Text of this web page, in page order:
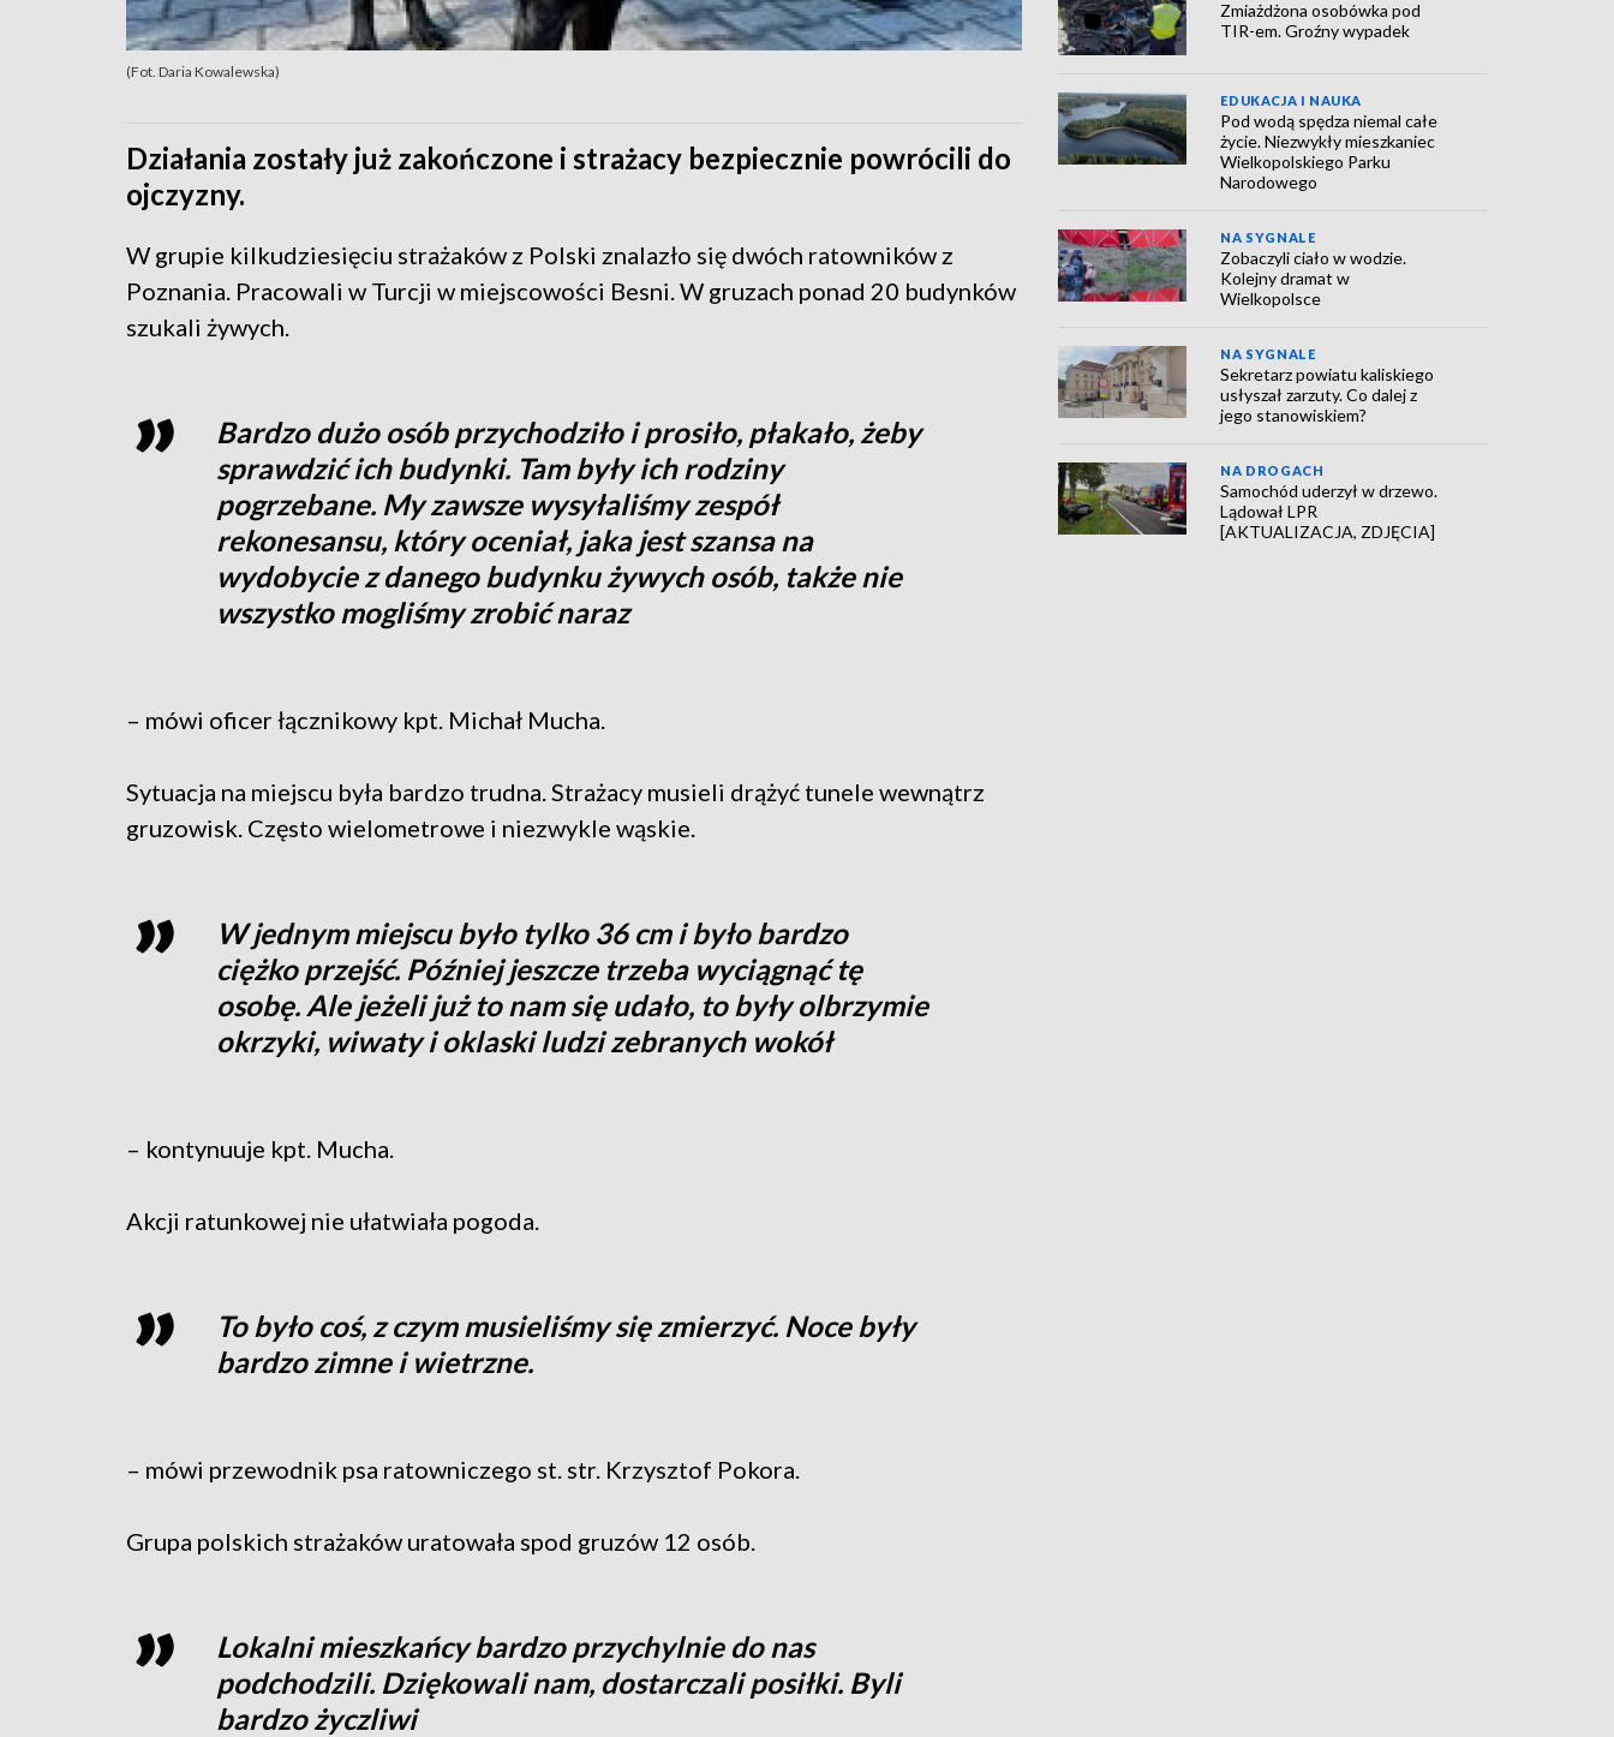
(Fot. Daria Kowalewska)
Działania zostały już zakończone i strażacy bezpiecznie powrócili do
ojczyzny.
W grupie kilkudziesięciu strażaków z Polski znalazło się dwóch ratowników z
Poznania. Pracowali w Turcji w miejscowości Besni. W gruzach ponad 20 budynków
szukali żywych.
Bardzo dużo osób przychodziło i prosiło, płakało, żeby
sprawdzić ich budynki. Tam były ich rodziny
pogrzebane. My zawsze wysyłaliśmy zespół
rekonesansu, który oceniał, jaka jest szansa na
wydobycie z danego budynku żywych osób, także nie
wszystko mogliśmy zrobić naraz
– mówi oficer łącznikowy kpt. Michał Mucha.
Sytuacja na miejscu była bardzo trudna. Strażacy musieli drążyć tunele wewnątrz
gruzowisk. Często wielometrowe i niezwykle wąskie.
W jednym miejscu było tylko 36 cm i było bardzo
ciężko przejść. Później jeszcze trzeba wyciągnąć tę
osobę. Ale jeżeli już to nam się udało, to były olbrzymie
okrzyki, wiwaty i oklaski ludzi zebranych wokół
– kontynuuje kpt. Mucha.
Akcji ratunkowej nie ułatwiała pogoda.
To było coś, z czym musieliśmy się zmierzyć. Noce były
bardzo zimne i wietrzne.
– mówi przewodnik psa ratowniczego st. str. Krzysztof Pokora.
Grupa polskich strażaków uratowała spod gruzów 12 osób.
Lokalni mieszkańcy bardzo przychylnie do nas
podchodzili. Dziękowali nam, dostarczali posiłki. Byli
bardzo życzliwi
Zmiażdżona osobówka pod
TIR-em. Groźny wypadek
EDUKACJA I NAUKA
Pod wodą spędza niemal całe
życie. Niezwykły mieszkaniec
Wielkopolskiego Parku
Narodowego
NA SYGNALE
Zobaczyli ciało w wodzie.
Kolejny dramat w
Wielkopolsce
NA SYGNALE
Sekretarz powiatu kaliskiego
usłyszał zarzuty. Co dalej z
jego stanowiskiem?
NA DROGACH
Samochód uderzył w drzewo.
Lądował LPR
[AKTUALIZACJA, ZDJĘCIA]